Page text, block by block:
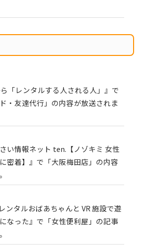
「レンタルする人される人」』で
・友達代行」の内容が放送されま
い情報ネット ten.【ノゾキミ 女性
密着】』で「大阪梅田店」の内容
ンタルおばあちゃんと VR 施設で遊
なった』で「女性便利屋」の記事